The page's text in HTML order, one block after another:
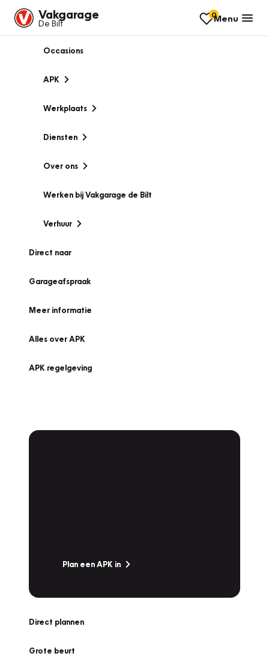
Vakgarage
De Bilt
0Menu
Occasions
APK
Werkplaats
Diensten
Over ons
Werken bij Vakgarage de Bilt
Verhuur
Direct naar
Garageafspraak
Meer informatie
Alles over APK
APK regelgeving
Plan een APK in
Direct plannen
Grote beurt